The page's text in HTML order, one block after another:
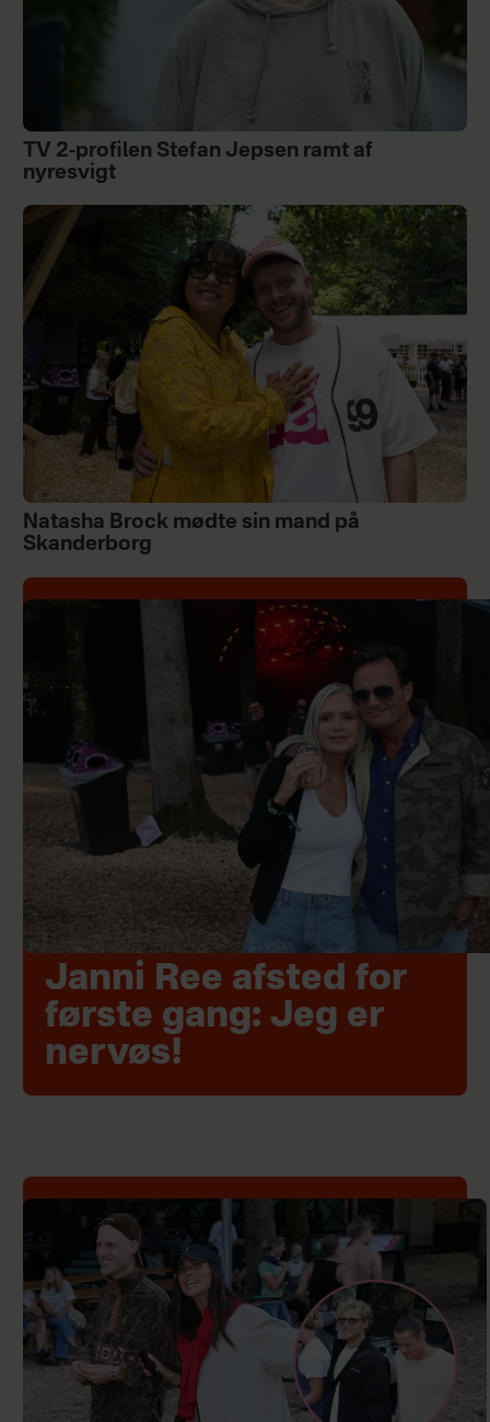
TV 2-profilen Stefan Jepsen ramt af
nyresvigt
Natasha Brock mødte sin mand på
Skanderborg
Janni Ree afsted for
første gang: Jeg er
nervøs!